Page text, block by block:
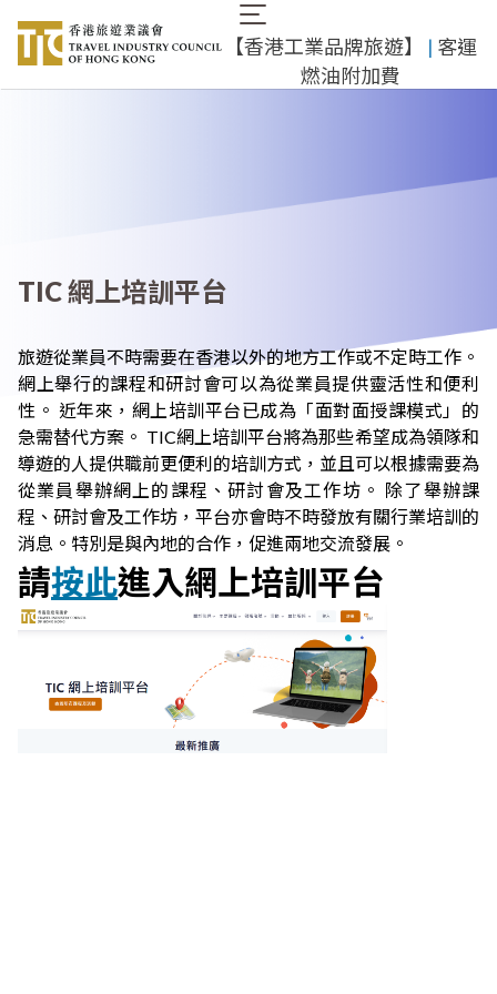
內
Main
navigation
​【香港工業品牌旅遊】 ​ | 客運
燃油附加費
TIC 網上培訓平台
旅遊從業員不時需要在香港以外的地方工作或不定時工作。
網上舉行的課程和研討會可以為從業員提供靈活性和便利
性。 近年來，網上培訓平台已成為「面對面授課模式」的
急需替代方案。 TIC網上培訓平台將為那些希望成為領隊和
導遊的人提供職前更便利的培訓方式，並且可以根據需要為
從業員舉辦網上的課程、研討會及工作坊。 除了舉辦課
程、研討會及工作坊，平台亦會時不時發放有關行業培訓的
消息。特別是與內地的合作，促進兩地交流發展。
請按此進入網上培訓平台